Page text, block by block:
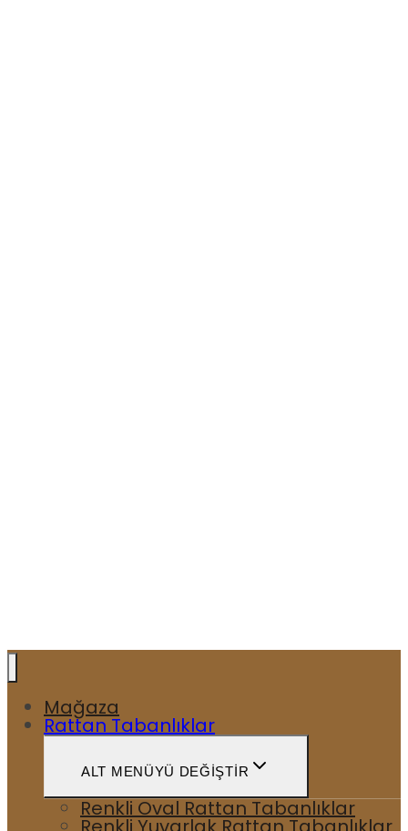
Mağaza
Rattan Tabanlıklar
ALT MENÜYÜ DEĞIŞTIR
Renkli Oval Rattan Tabanlıklar